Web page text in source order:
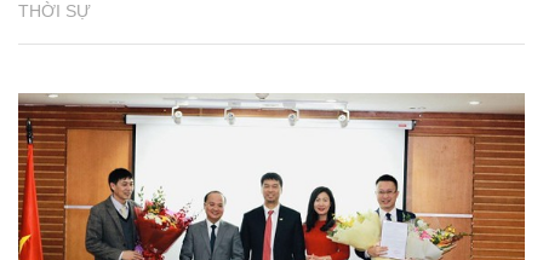
THỜI SỰ